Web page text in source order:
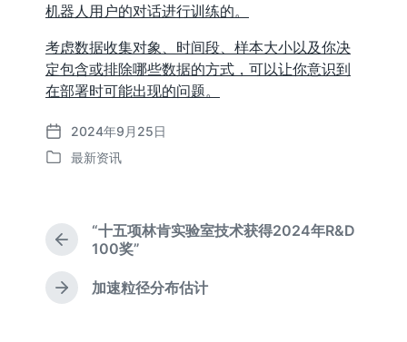
机器人用户的对话进行训练的。
考虑数据收集对象、时间段、样本大小以及你决
定包含或排除哪些数据的方式，可以让你意识到
在部署时可能出现的问题。
发
布
2024年9月25日
发
最新资讯
上
文
章
“十五项林肯实验室技术获得2024年R&D
100奖”
下
加速粒径分布估计